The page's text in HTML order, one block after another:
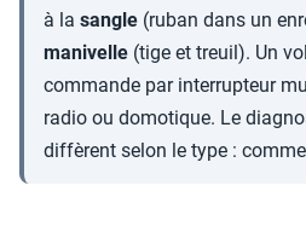
à la sangle (ruban dans un
manivelle (tige et treuil). Un
commande par interrupteur
radio ou domotique. Le
diffèrent selon le type :